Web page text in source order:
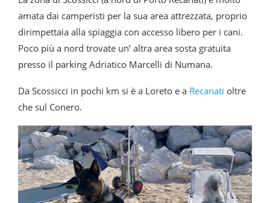
amata dai camperisti per la sua area attrezzata, proprio
dirimpettaia alla spiaggia con accesso libero per i cani.
Poco più a nord trovate un’ altra area sosta gratuita
presso il parking Adriatico Marcelli di Numana.
Da Scossicci in pochi km si è a Loreto e a Recanati oltre
che sul Conero.